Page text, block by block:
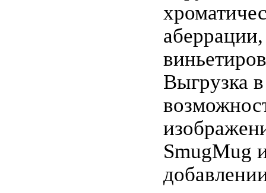
аберрации,
Выгрузка
SmugMug